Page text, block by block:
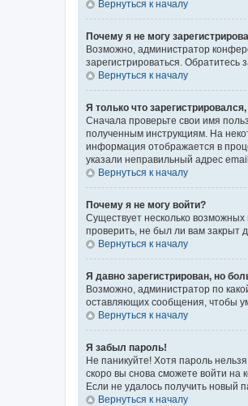
Вернуться к началу
Почему я не могу
Возможно, администратор
зарегистрироваться.
Вернуться к началу
Я только что
Сначала проверьте свои имя
полученным инструкциям. На
информация отображается в
указали неправильный адрес
Вернуться к началу
Почему я не могу войти?
Существует несколько
проверить, не был ли вам закрыт
Вернуться к началу
Я давно зарегистрирован, но
Возможно, администратор по
оставляющих сообщения, чтобы
Вернуться к началу
Я забыл пароль!
Не паникуйте! Хотя пароль
скоро вы снова сможете войти на
Если не удалось получить новый
Вернуться к началу